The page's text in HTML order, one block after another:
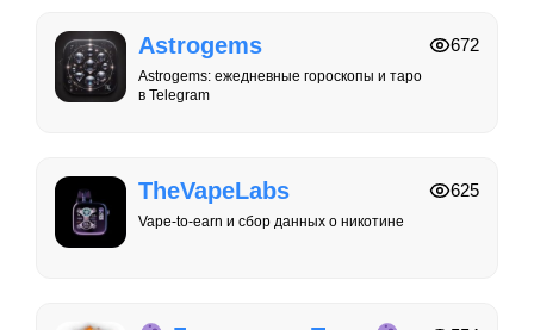
Astrogems
Astrogems: ежедневные гороскопы и таро
в Telegram
672
TheVapeLabs
Vape-to-earn и сбор данных о никотине
625